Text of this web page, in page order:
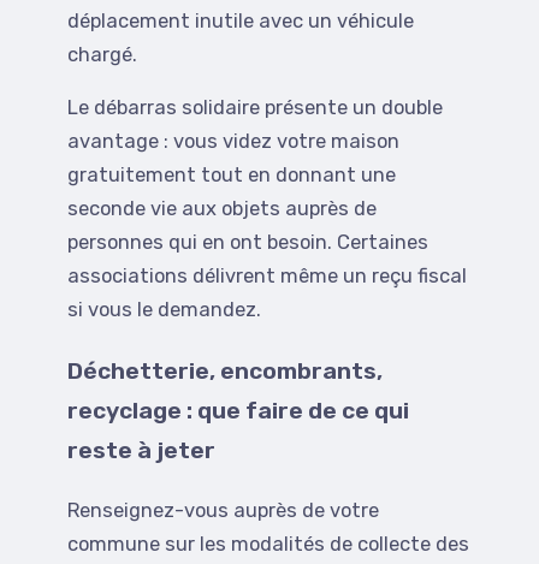
déplacement inutile avec un véhicule
chargé.
Le débarras solidaire présente un double
avantage : vous videz votre maison
gratuitement tout en donnant une
seconde vie aux objets auprès de
personnes qui en ont besoin. Certaines
associations délivrent même un reçu fiscal
si vous le demandez.
Déchetterie, encombrants,
recyclage : que faire de ce qui
reste à jeter
Renseignez-vous auprès de votre
commune sur les modalités de collecte des